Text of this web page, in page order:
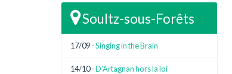
Soultz-sous-Forêts
17/09 -Singing in the Brain
14/10 -D’Artagnan hors la loi